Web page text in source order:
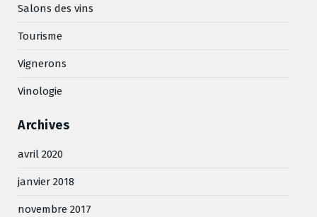
Salons des vins
Tourisme
Vignerons
Vinologie
Archives
avril 2020
janvier 2018
novembre 2017